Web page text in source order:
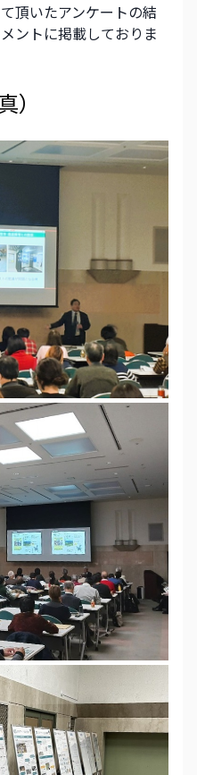
頂いたアンケートの結
ントに掲載しておりま